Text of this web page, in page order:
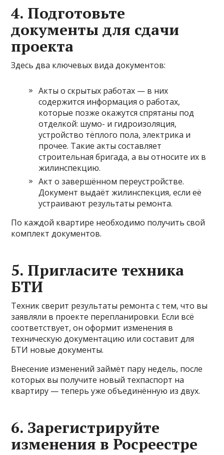
4. Подготовьте
документы для сдачи
проекта
Здесь два ключевых вида документов:
Акты о скрытых работах — в них
содержится информация о работах,
которые позже окажутся спрятаны под
отделкой: шумо- и гидроизоляция,
устройство тёплого пола, электрика и
прочее. Такие акты составляет
строительная бригада, а вы относите их в
жилинспекцию.
Акт о завершённом переустройстве.
Документ выдаёт жилинспекция, если её
устраивают результаты ремонта.
По каждой квартире необходимо получить свой
комплект документов.
5. Пригласите техника
БТИ
Техник сверит результаты ремонта с тем, что вы
заявляли в проекте перепланировки. Если всё
соответствует, он оформит изменения в
техническую документацию или составит для
БТИ новые документы.
Внесение изменений займёт пару недель, после
которых вы получите новый техпаспорт на
квартиру — теперь уже объединённую из двух.
6. Зарегистрируйте
изменения в Росреестре